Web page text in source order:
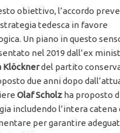
obiettivo, l’accordo
tedesca in favore
Un piano in questo
nel 2019 dall’ex
Klöcknerdel partito
due anni dopo
Olaf Scholz ha proposto
includendo l’intera catena
per garantire